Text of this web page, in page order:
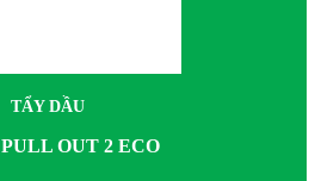
TẨY DẦU
OUT 2 ECO